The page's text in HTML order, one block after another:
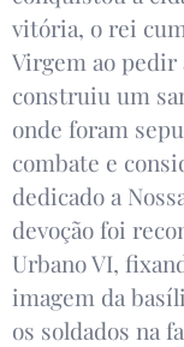
vitória, o rei
Virgem ao pedir
construiu um
onde foram
combate e
dedicado a
devoção foi
Urbano VI,
imagem da
os soldados na